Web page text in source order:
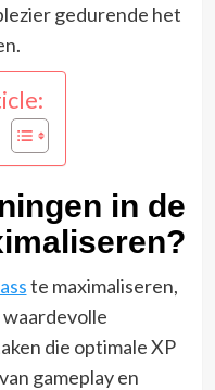
gedurende het
in de
te maximaliseren,
die optimale XP
gameplay en